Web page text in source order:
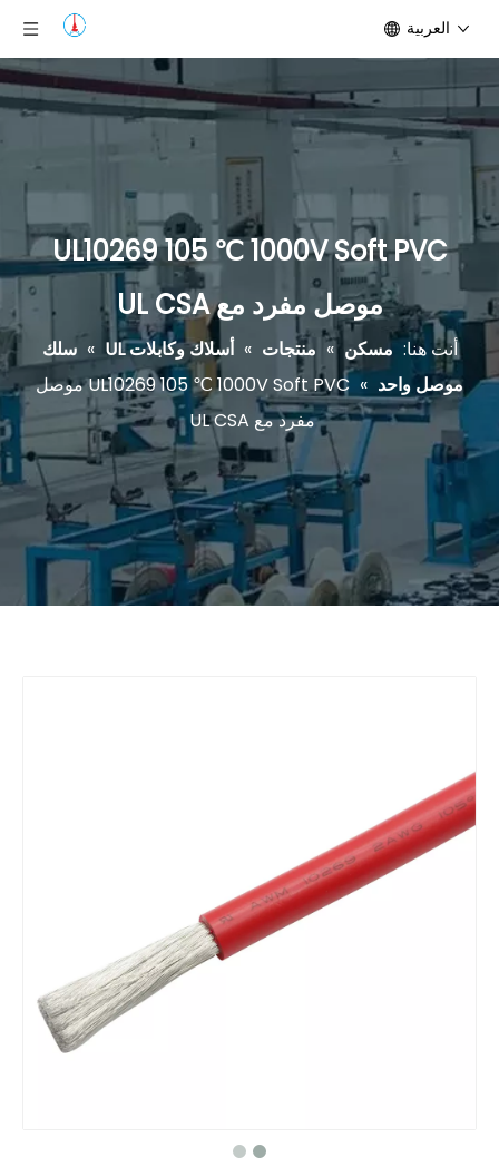
العربية
UL10269 105 ℃ 1000V Soft PVC
موصل مفرد مع UL CSA
أنت هنا: مسكن » منتجات » أسلاك وكابلات UL » سلك
موصل واحد »
UL10269 105 ℃ 1000V Soft PVC موصل
مفرد مع UL CSA